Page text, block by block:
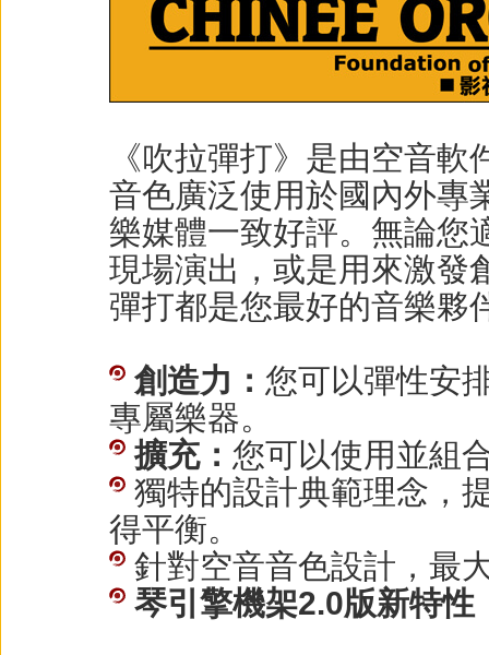
《吹拉彈打》是由空音
音色廣泛使用於國內外專
樂媒體一致好評。無論您
現場演出，或是用來激發
彈打都是您最好的音樂夥
創造力： 您可以彈性安
專屬樂器。
擴充： 您可以使用並組
獨特的設計典範理念，
得平衡。
針對空音音色設計，最
琴引擎機架2.0版新特性